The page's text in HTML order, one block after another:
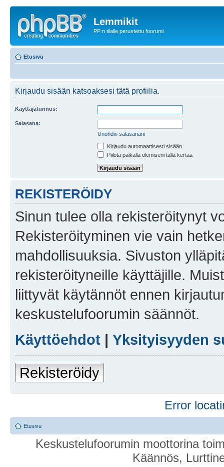
Lemmikit
PP:n tilalle perustettu foorumi
Etusivu
Kirjaudu sisään katsoaksesi tätä profiilia.
Käyttäjätunnus:
Salasana:
Unohdin salasanani
Kirjaudu automaattisesti sisään.
Piilota paikalla olemiseni tällä kertaa
REKISTERÖIDY
Sinun tulee olla rekisteröitynyt
Rekisteröityminen vie vain
mahdollisuuksia. Sivuston
rekisteröityneille käyttäjille.
liittyvät käytännöt ennen
keskustelufoorumin säännöt.
Käyttöehdot | Yksityisyyden
Rekisteröidy
Error
Etusivu
Keskustelufoorumin moottorina
Käännös,